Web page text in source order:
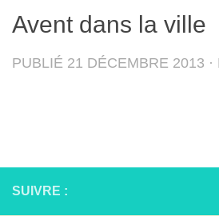
Avent dans la ville
PUBLIÉ 21 DÉCEMBRE 2013
SUIVRE :